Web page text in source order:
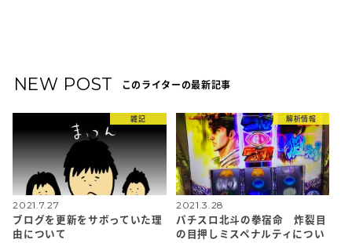
NEW POST このライターの最新記事
雑記
2021.7.27
ブログを更新をサボっていた理
由について
解析情報
2021.3.28
パチスロ北斗の拳宿命 炸裂目
の目押しミスペナルティについ